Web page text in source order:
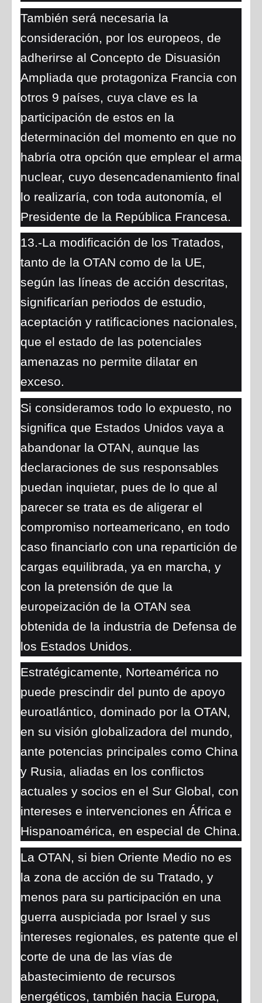
También será necesaria la
consideración, por los europeos, de
adherirse al Concepto de Disuasión
Ampliada que protagoniza Francia con
otros 9 países, cuya clave es la
participación de estos en la
determinación del momento en que no
habría otra opción que emplear el arma
nuclear, cuyo desencadenamiento final
lo realizaría, con toda autonomía, el
Presidente de la República Francesa.
13.-La modificación de los Tratados,
tanto de la OTAN como de la UE,
según las líneas de acción descritas,
significarían periodos de estudio,
aceptación y ratificaciones nacionales,
que el estado de las potenciales
amenazas no permite dilatar en
exceso.
Si consideramos todo lo expuesto, no
significa que Estados Unidos vaya a
abandonar la OTAN, aunque las
declaraciones de sus responsables
puedan inquietar, pues de lo que al
parecer se trata es de aligerar el
compromiso norteamericano, en todo
caso financiarlo con una repartición de
cargas equilibrada, ya en marcha, y
con la pretensión de que la
europeización de la OTAN sea
obtenida de la industria de Defensa de
los Estados Unidos.
Estratégicamente, Norteamérica no
puede prescindir del punto de apoyo
euroatlántico, dominado por la OTAN,
en su visión globalizadora del mundo,
ante potencias principales como China
y Rusia, aliadas en los conflictos
actuales y socios en el Sur Global, con
intereses e intervenciones en África e
Hispanoamérica, en especial de China.
La OTAN, si bien Oriente Medio no es
la zona de acción de su Tratado, y
menos para su participación en una
guerra auspiciada por Israel y sus
intereses regionales, es patente que el
corte de una de las vías de
abastecimiento de recursos
energéticos, también hacia Europa,